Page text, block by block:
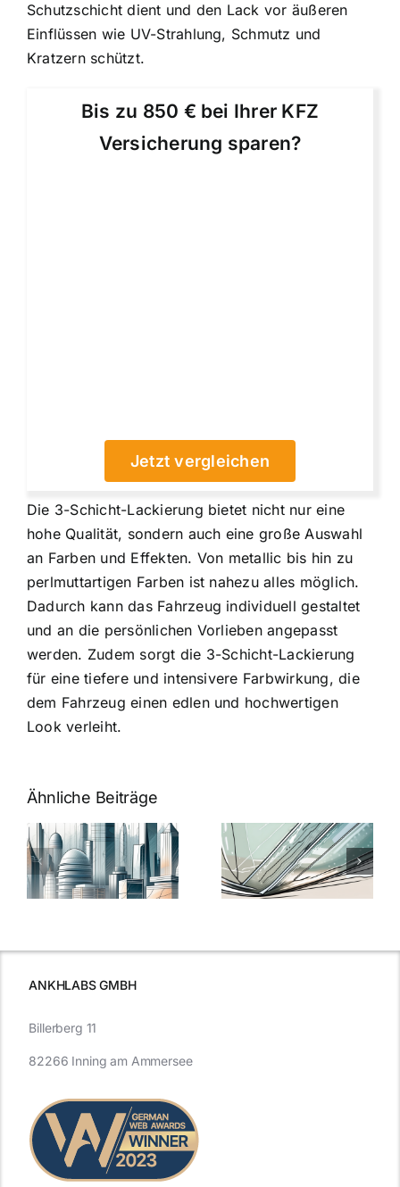
Schutzschicht dient und den Lack vor äußeren
Einflüssen wie UV-Strahlung, Schmutz und
Kratzern schützt.
Bis zu 850 € bei Ihrer KFZ
Versicherung sparen?
Jetzt vergleichen
Die 3-Schicht-Lackierung bietet nicht nur eine
hohe Qualität, sondern auch eine große Auswahl
an Farben und Effekten. Von metallic bis hin zu
perlmuttartigen Farben ist nahezu alles möglich.
Dadurch kann das Fahrzeug individuell gestaltet
und an die persönlichen Vorlieben angepasst
werden. Zudem sorgt die 3-Schicht-Lackierung
für eine tiefere und intensivere Farbwirkung, die
dem Fahrzeug einen edlen und hochwertigen
Look verleiht.
Ähnliche Beiträge
5 Gründe,
warum
Nanoversiegelung
auf Glas
7
Expertentipps
für maximale
ANKHLABS GMBH
Billerberg 11
82266 Inning am Ammersee